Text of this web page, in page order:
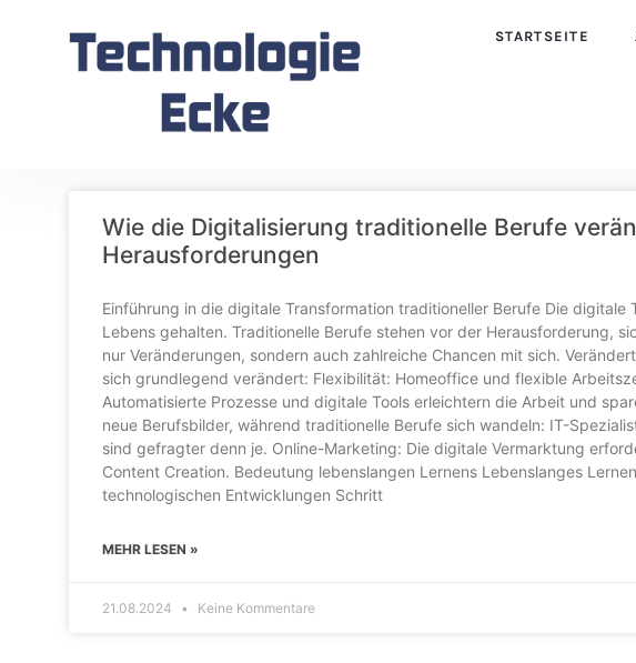
STARTSEITE
Wie die Digitalisierung traditionelle Berufe
Herausforderungen
Einführung in die digitale Transformation traditioneller Berufe Die
Lebens gehalten. Traditionelle Berufe stehen vor der Herausforderung,
nur Veränderungen, sondern auch zahlreiche Chancen mit sich.
sich grundlegend verändert: Flexibilität: Homeoffice und flexible
Automatisierte Prozesse und digitale Tools erleichtern die Arbeit und
neue Berufsbilder, während traditionelle Berufe sich wandeln: IT-
sind gefragter denn je. Online-Marketing: Die digitale Vermarktung
Content Creation. Bedeutung lebenslangen Lernens Lebenslanges
technologischen Entwicklungen Schritt
MEHR LESEN »
21.08.2024 Keine Kommentare